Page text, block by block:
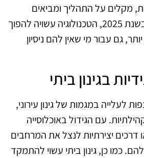
מקלים על התהליך ומביאים
לתוצאות טובות יותר. בשנת 2025, הטכנולוגיה עשויה להפוך
גם עבור מי שאין להם ניסיון
בגינון ביתי
לעלייה במגמות של גינון עירוני,
עם הגידול באוכלוסייה
דרכים יצירתיות לנצל את המרחבים
כמו כן, גינון ביתי עשוי להתמקד